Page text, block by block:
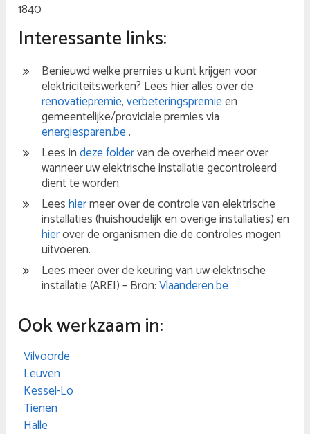
1840
Interessante links:
Benieuwd welke premies u kunt krijgen voor
elektriciteitswerken? Lees hier alles over de
renovatiepremie,verbeteringspremieen
gemeentelijke/proviciale premies via
energiesparen.be.
Lees indeze foldervan de overheid meer over
wanneer uw elektrische installatie gecontroleerd
dient te worden.
Leeshiermeer over de controle van elektrische
installaties (huishoudelijk en overige installaties) en
hierover de organismen die de controles mogen
uitvoeren.
Lees meer over de keuring van uw elektrische
installatie (AREI) – Bron:Vlaanderen.be
Ook werkzaam in:
Vilvoorde
Leuven
Kessel-Lo
Tienen
Halle